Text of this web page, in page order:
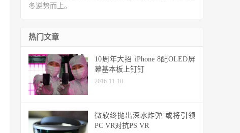
冬逆势而上。
热门文章
10周年大招 iPhone 8配OLED屏
幕基本板上钉钉
2016-11-10
微软终抛出深水炸弹 或将引领
PC VR对抗PS VR